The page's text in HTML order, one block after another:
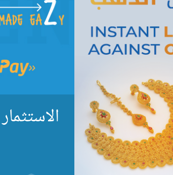
الاستثمار